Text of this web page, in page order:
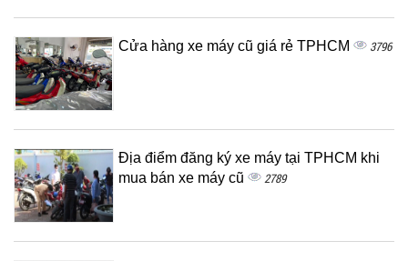
Cửa hàng xe máy cũ giá rẻ TPHCM 3796
Địa điểm đăng ký xe máy tại TPHCM khi
mua bán xe máy cũ
2789